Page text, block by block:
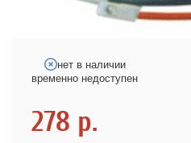
нет в наличии
временно недоступен
278 р.